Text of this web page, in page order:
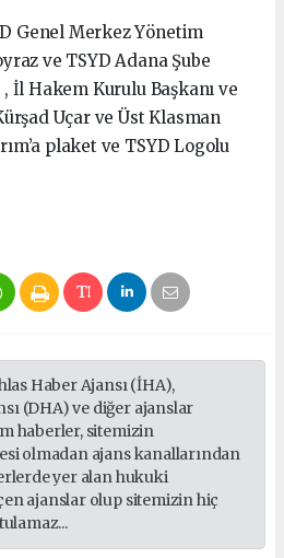
Genel Merkez Yönetim
ve TSYD Adana Şube
İl Hakem Kurulu Başkanı ve
Uçar ve Üst Klasman
plaket ve TSYD Logolu
Haber Ajansı (İHA),
(DHA) ve diğer ajanslar
haberler, sitemizin
olmadan ajans kanallarından
yer alan hukuki
ajanslar olup sitemizin hiç